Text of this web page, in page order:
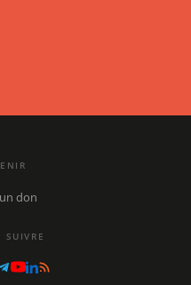
don
SUIVRE